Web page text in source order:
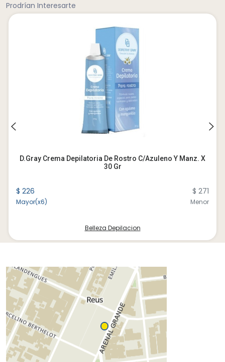
Prodrían Interesarte
D.gray Crema Depilatoria De Rostro C/azuleno Y Manz. X
30 Gr
$ 226
Mayor(x6)
$ 271
Menor
Belleza Depilacion